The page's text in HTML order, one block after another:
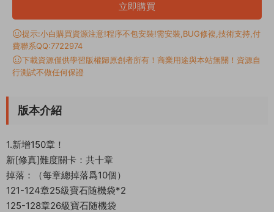
立即購買
提示:小白購買資源注意!程序不包安裝!需安裝,BUG修複,技術支持,付
費聯系QQ:7722974
下載資源僅供學習版權歸原創者所有！商業用途與本站無關！資源自
行測試不做任何保證
版本介紹
1.新增150章！
新[修真]難度關卡：共十章
掉落：（每章總掉落爲10個）
121-124章25級寶石随機袋*2
125-128章26級寶石随機袋